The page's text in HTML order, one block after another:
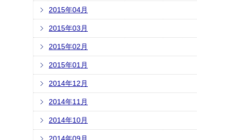
2015年04月
2015年03月
2015年02月
2015年01月
2014年12月
2014年11月
2014年10月